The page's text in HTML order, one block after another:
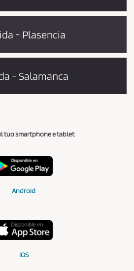
- Plasencia
- Salamanca
tuo smartphone e tablet
Android
iOS